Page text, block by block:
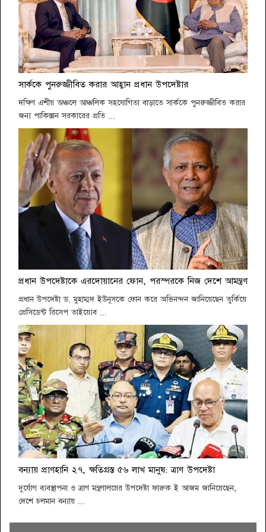
সার্ককে পুনরুজ্জীবিত করার আহ্বান প্রধান উপদেষ্টার
দক্ষিণ এশীয় অঞ্চলে আঞ্চলিক সহযোগিতা বাড়াতে সার্ককে পুনরুজ্জীবিত করার
জন্য পাকিস্তান সরকারের প্রতি ...
প্রধান উপদেষ্টাকে এরদোয়ানের ফোন, পরস্পরকে নিজ দেশে আমন্ত্রণ
প্রধান উপদেষ্টা ড. মুহাম্মদ ইউনূসকে ফোন করে অভিনন্দন জানিয়েছেন তুর্কিয়ে
প্রেসিডেন্ট রিসেপ তাইয়্যেব ...
বন্যায় প্রাণহানি ২৭, ক্ষতিগ্রস্ত ৫৬ লাখ মানুষ: ত্রাণ উপদেষ্টা
দুর্যোগ ব্যবস্থাপনা ও ত্রাণ মন্ত্রণালয়ের উপদেষ্টা ফারুক ই আজম জানিয়েছেন,
দেশে চলমান বন্যায় ...